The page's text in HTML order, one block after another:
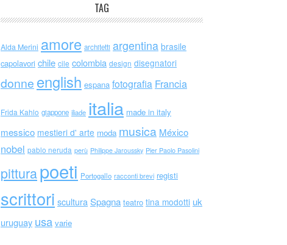
TAG
Alda Merini amore architetti argentina brasile
capolavori chile cile colombia design disegnatori
donne english espana fotografia Francia
Frida Kahlo giappone iliade italia made in italy
messico mestieri d' arte moda musica México
nobel pablo neruda perù Philippe Jaroussky Pier Paolo Pasolini
pitturapoeti Portogallo racconti brevi registi
scrittori scultura Spagna teatro tina modotti uk
uruguay usa varie